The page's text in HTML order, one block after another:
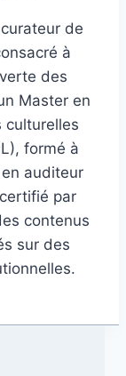
de
à
des
Master en
culturelles
formé à
auditeur
par
contenus
sur des